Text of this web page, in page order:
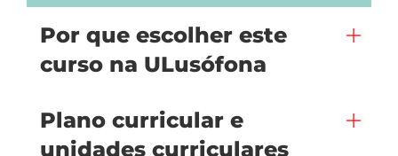
Por que escolher este
curso na ULusófona
Plano curricular e
unidades curriculares